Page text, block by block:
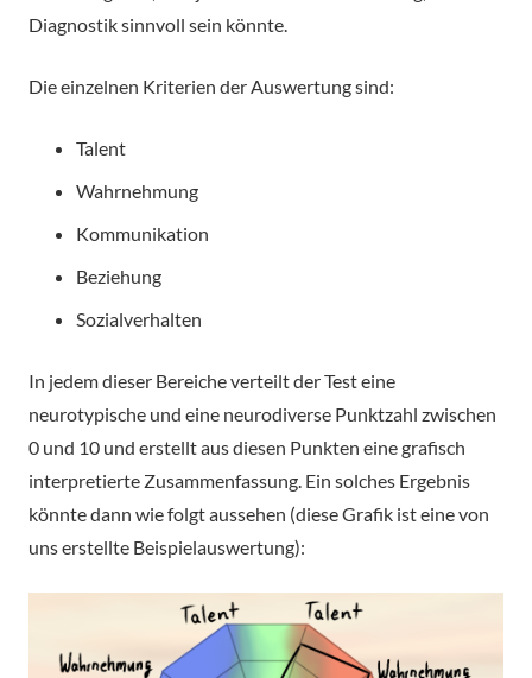
Diagnostik sinnvoll sein könnte.
Die einzelnen Kriterien der Auswertung sind:
Talent
Wahrnehmung
Kommunikation
Beziehung
Sozialverhalten
In jedem dieser Bereiche verteilt der Test eine
neurotypische und eine neurodiverse Punktzahl zwischen
0 und 10 und erstellt aus diesen Punkten eine grafisch
interpretierte Zusammenfassung. Ein solches Ergebnis
könnte dann wie folgt aussehen (diese Grafik ist eine von
uns erstellte Beispielauswertung):